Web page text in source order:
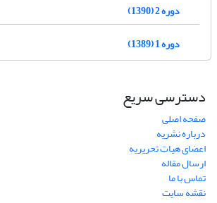
دوره 2 (1390)
دوره 1 (1389)
دسترسی سریع
صفحه اصلی
درباره نشریه
اعضای هیات تحریریه
ارسال مقاله
تماس با ما
نقشه سایت